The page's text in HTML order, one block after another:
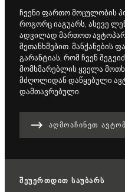
ჩვენი ფართო მოცულობის
როგორც იაგუარს, ასევე
ადვილად მართოთ
შეთანხმებით. მანქანების
გარანტიას, რომ ჩვენ
მომხმარებლის ყველა
მძღოლიდან დაწყებული
დამთავრებული.
ᲐᲦᲛᲝᲐᲩᲘᲜᲔᲗ
შეუერთდით საუბარს